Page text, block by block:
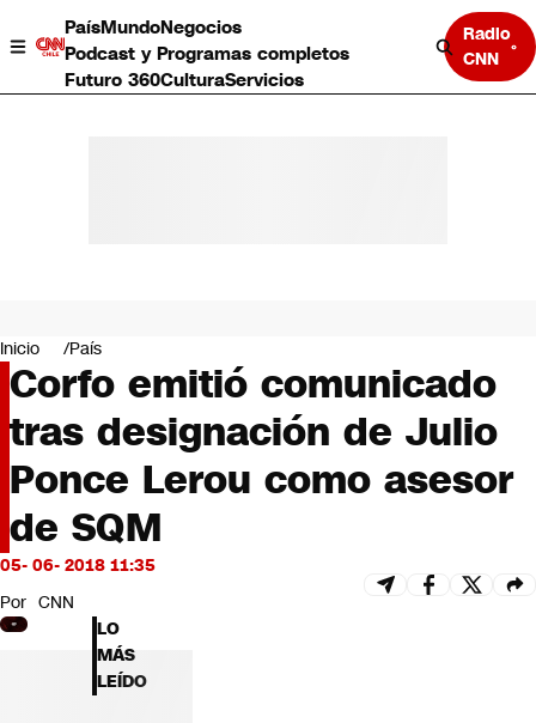
PaísMundoNegocios
Podcast y Programas completos
Futuro 360CulturaServicios
Radio
CNN
Negocios
Deportes
Programas completos
Cultura
Servicios
Bits
CNN tiempo
Futuro 360
Inicio País
Corfo emitió comunicado
tras designación de Julio
Ponce Lerou como asesor
de SQM
05- 06- 2018 11:35
Por CNN
LO
MÁS
LEÍDO